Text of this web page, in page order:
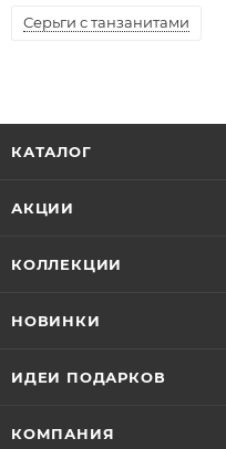
Серьги с танзанитами
КАТАЛОГ
АКЦИИ
КОЛЛЕКЦИИ
НОВИНКИ
ИДЕИ ПОДАРКОВ
КОМПАНИЯ